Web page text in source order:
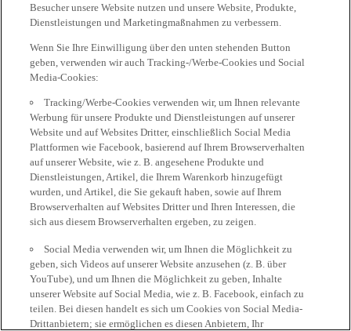
Besucher unsere Website nutzen und unsere Website, Produkte,
Dienstleistungen und Marketingmaßnahmen zu verbessern.
Wenn Sie Ihre Einwilligung über den unten stehenden Button
geben, verwenden wir auch Tracking-/Werbe-Cookies und Social
Media-Cookies:
Tracking/Werbe-Cookies verwenden wir, um Ihnen relevante
Werbung für unsere Produkte und Dienstleistungen auf unserer
Website und auf Websites Dritter, einschließlich Social Media
Plattformen wie Facebook, basierend auf Ihrem Browserverhalten
auf unserer Website, wie z. B. angesehene Produkte und
Dienstleistungen, Artikel, die Ihrem Warenkorb hinzugefügt
wurden, und Artikel, die Sie gekauft haben, sowie auf Ihrem
Browserverhalten auf Websites Dritter und Ihren Interessen, die
sich aus diesem Browserverhalten ergeben, zu zeigen.
Social Media verwenden wir, um Ihnen die Möglichkeit zu
geben, sich Videos auf unserer Website anzusehen (z. B. über
YouTube), und um Ihnen die Möglichkeit zu geben, Inhalte
unserer Website auf Social Media, wie z. B. Facebook, einfach zu
teilen. Bei diesen handelt es sich um Cookies von Social Media-
Drittanbietern; sie ermöglichen es diesen Anbietern, Ihr